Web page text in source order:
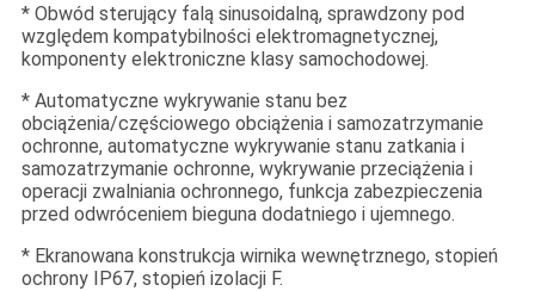
* Obwód sterujący falą sinusoidalną, sprawdzony pod
względem kompatybilności elektromagnetycznej,
komponenty elektroniczne klasy samochodowej.
* Automatyczne wykrywanie stanu bez
obciążenia/częściowego obciążenia i samozatrzymanie
ochronne, automatyczne wykrywanie stanu zatkania i
samozatrzymanie ochronne, wykrywanie przeciążenia i
operacji zwalniania ochronnego, funkcja zabezpieczenia
przed odwróceniem bieguna dodatniego i ujemnego.
* Ekranowana konstrukcja wirnika wewnętrznego, stopień
ochrony IP67, stopień izolacji F.